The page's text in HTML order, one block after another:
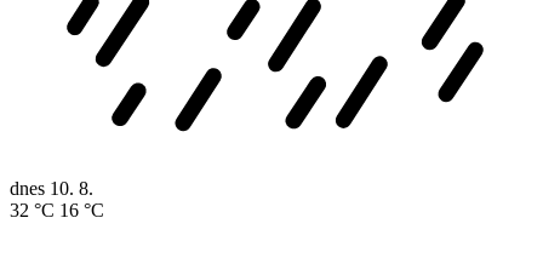
dnes 10. 8.
32 °C 16 °C